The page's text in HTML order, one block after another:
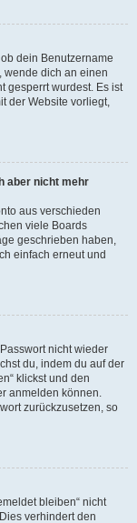
dein Benutzername
wende dich an einen
gesperrt wurdest. Es ist
der Website vorliegt,
aber nicht mehr
aus verschieden
viele Boards
geschrieben haben,
einfach erneut und
nicht wieder
du, indem du auf der
klickst und den
anmelden können.
zurückzusetzen, so
bleiben“ nicht
verhindert den